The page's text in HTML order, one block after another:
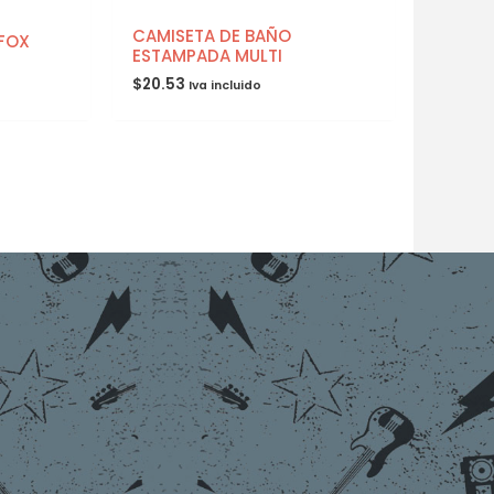
CAMISETA DE BAÑO
ESTAMPADA MULTI
$20.53 Iva incluido